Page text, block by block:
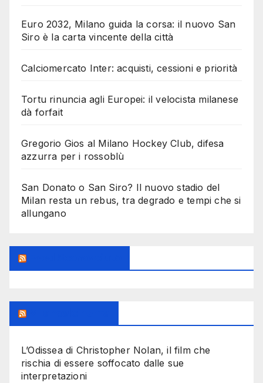
Euro 2032, Milano guida la corsa: il nuovo San
Siro è la carta vincente della città
Calciomercato Inter: acquisti, cessioni e priorità
Tortu rinuncia agli Europei: il velocista milanese
dà forfait
Gregorio Gios al Milano Hockey Club, difesa
azzurra per i rossoblù
San Donato o San Siro? Il nuovo stadio del
Milan resta un rebus, tra degrado e tempi che si
allungano
L’Odissea di Christopher Nolan, il film che
rischia di essere soffocato dalle sue
interpretazioni